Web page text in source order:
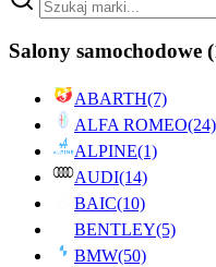
Salony samochodowe
ABARTH(7)
ALFA ROMEO(24)
ALPINE(1)
AUDI(14)
BAIC(10)
BENTLEY(5)
BMW(50)